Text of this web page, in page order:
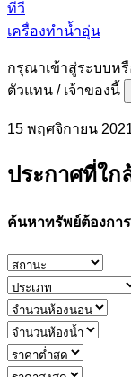
ทีวี
เครื่องทำน้ำอุ่น
กรุณาเข้าสู่ระบบห
ตัวแทน / เจ้าของนี้
15 พฤศจิกายน
ประกาศที่ใก
ค้นหาทรัพย์ต้องการ